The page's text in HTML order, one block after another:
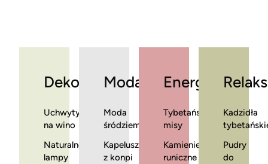
Dekoracje
Uchwyty
na wino
Naturalne
lampy
Moda
Moda
śródziemnomorska
Kapelusze
z konpi
Energia
Tybetańskie
misy
Kamienie
runiczne
Relaks
Kadzidła
Pudry
do